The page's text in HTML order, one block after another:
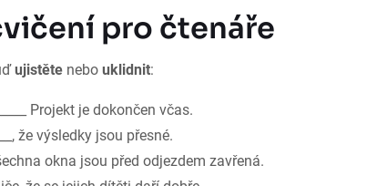
pro čtenáře
ujistěte nebo uklidnit:
Projekt je dokončen včas.
že výsledky jsou přesné.
okna jsou před odjezdem zavřená.